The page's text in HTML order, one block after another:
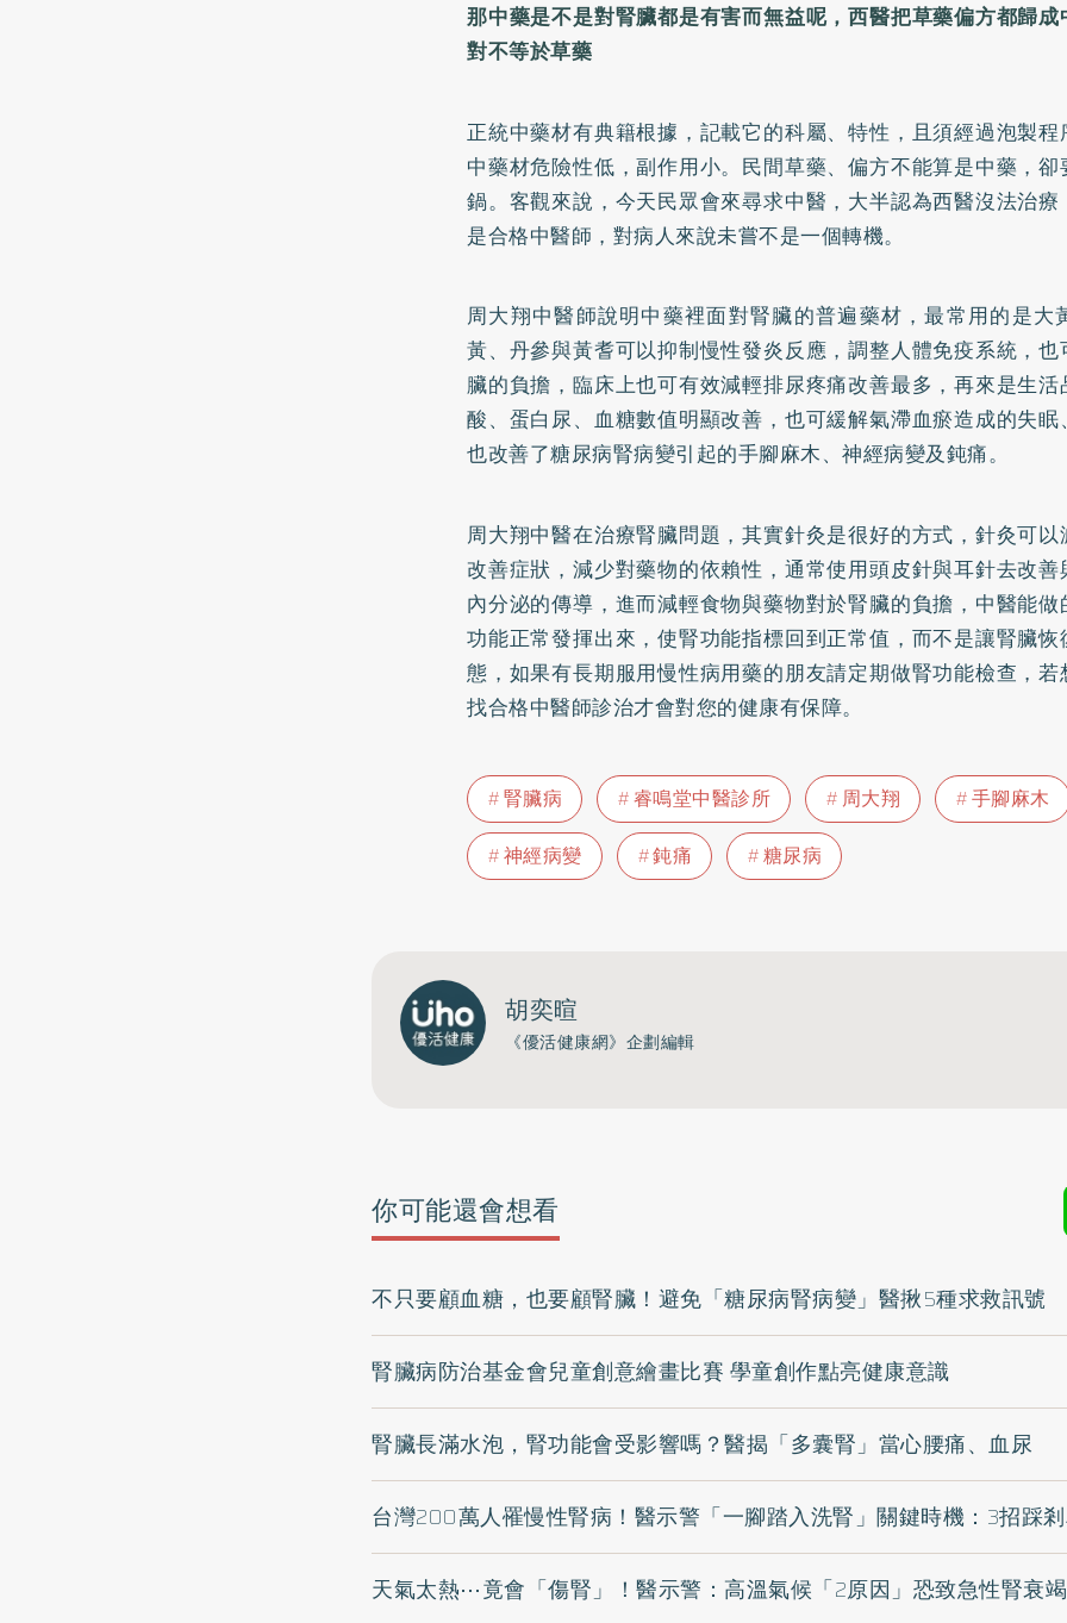
那中藥是不是對腎臟都是有害而無益呢，西醫把草藥偏方都歸
對不等於草藥
正統中藥材有典籍根據，記載它的科屬、特性，且須經過泡製
中藥材危險性低，副作用小。民間草藥、偏方不能算是中藥，
鍋。客觀來說，今天民眾會來尋求中醫，大半認為西醫沒法治
是合格中醫師，對病人來說未嘗不是一個轉機。
周大翔中醫師說明中藥裡面對腎臟的普遍藥材，最常用的是大
黃、丹參與黃耆可以抑制慢性發炎反應，調整人體免疫系統，
臟的負擔，臨床上也可有效減輕排尿疼痛改善最多，再來是生
酸、蛋白尿、血糖數值明顯改善，也可緩解氣滯血瘀造成的失
也改善了糖尿病腎病變引起的手腳麻木、神經病變及鈍痛。
周大翔中醫在治療腎臟問題，其實針灸是很好的方式，針灸可
改善症狀，減少對藥物的依賴性，通常使用頭皮針與耳針去改
內分泌的傳導，進而減輕食物與藥物對於腎臟的負擔，中醫能
功能正常發揮出來，使腎功能指標回到正常值，而不是讓腎臟
態，如果有長期服用慢性病用藥的朋友請定期做腎功能檢查，
找合格中醫師診治才會對您的健康有保障。
腎臟病 睿鳴堂中醫診所 周大翔
手腳麻木
神經病變
鈍痛 糖尿病
胡奕暄
《優活健康網》企劃編輯
你可能還會想看
不只要顧血糖，也要顧腎臟！避免「糖尿病腎病變」醫揪5種求救訊號
腎臟病防治基金會兒童創意繪畫比賽 學童創作點亮健康意識
腎臟長滿水泡，腎功能會受影響嗎？醫揭「多囊腎」當心腰痛、血尿
台灣200萬人罹慢性腎病！醫示警「一腳踏入洗腎」關鍵時機：3招踩
天氣太熱⋯竟會「傷腎」！醫示警：高溫氣候「2原因」恐致急性腎衰竭